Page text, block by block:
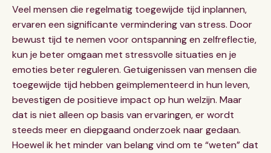
Veel mensen die regelmatig toegewijde tijd inplannen,
ervaren een significante vermindering van stress. Door
bewust tijd te nemen voor ontspanning en zelfreflectie,
kun je beter omgaan met stressvolle situaties en je
emoties beter reguleren. Getuigenissen van mensen die
toegewijde tijd hebben geïmplementeerd in hun leven,
bevestigen de positieve impact op hun welzijn. Maar
dat is niet alleen op basis van ervaringen, er wordt
steeds meer en diepgaand onderzoek naar gedaan.
Hoewel ik het minder van belang vind om te “weten” dat